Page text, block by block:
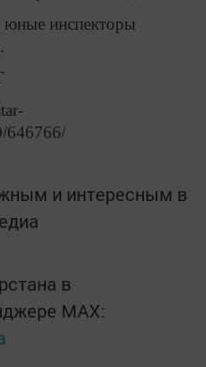
юные инспекторы
646766/
и интересным в
в
MАХ: